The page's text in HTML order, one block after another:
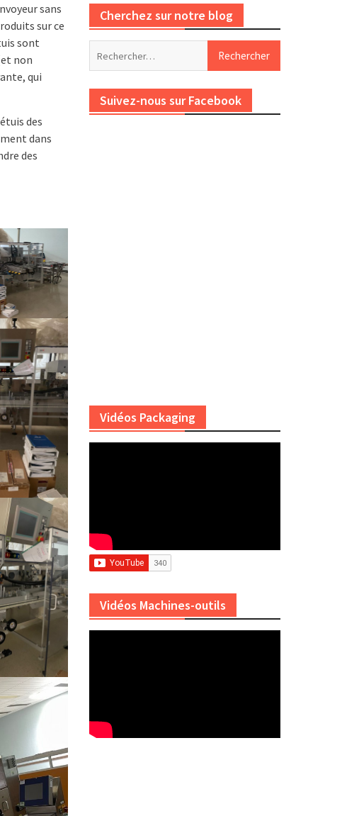
sans
sur ce
sont
non
qui
des
dans
des
Cherchez sur notre blog
Suivez-nous sur Facebook
Vidéos Packaging
Vidéos Machines-outils